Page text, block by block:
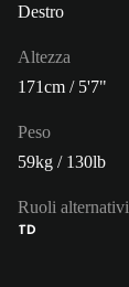
Destro
Altezza
171cm / 5'7"
Peso
59kg / 130lb
Ruoli alternativi
TD